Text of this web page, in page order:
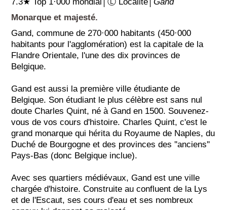
Monarque et majesté.
Gand, commune de 270·000 habitants (450·000
habitants pour l'agglomération) est la capitale de la
Flandre Orientale, l'une des dix provinces de
Belgique.
Gand est aussi la première ville étudiante de
Belgique. Son étudiant le plus célèbre est sans nul
doute Charles Quint, né à Gand en 1500. Souvenez-
vous de vos cours d'histoire. Charles Quint, c'est le
grand monarque qui hérita du Royaume de Naples, du
Duché de Bourgogne et des provinces des ''anciens''
Pays-Bas (donc Belgique inclue).
Avec ses quartiers médiévaux, Gand est une ville
chargée d'histoire. Construite au confluent de la Lys
et de l'Escaut, ses cours d'eau et ses nombreux